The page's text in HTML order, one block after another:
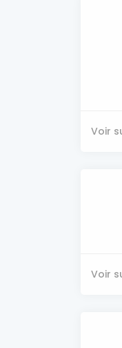
Voir
Voir